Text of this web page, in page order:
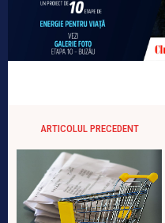
ARTICOLUL PRECEDENT